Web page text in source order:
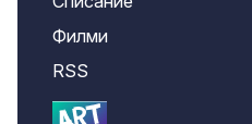
Филми
RSS